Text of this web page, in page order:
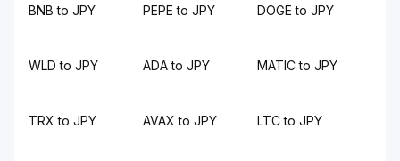
BNB to JPY PEPE to JPY DOGE to JPY
WLD to JPY ADA to JPY MATIC to JPY
TRX to JPY AVAX to JPY LTC to JPY